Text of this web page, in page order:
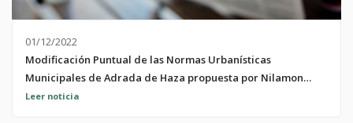
01/12/2022
Modificación Puntual de las Normas Urbanísticas
Municipales de Adrada de Haza propuesta por Nilamon
Cabañas Sualdea
Leer noticia